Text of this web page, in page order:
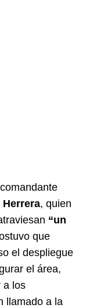
Herrera, quien
“un
que
el despliegue
el área,
a los
llamado a la